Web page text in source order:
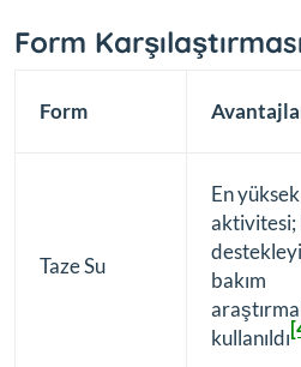
Form
Form
Taze Su
En
aktivitesi;
bakım
kullanıldı